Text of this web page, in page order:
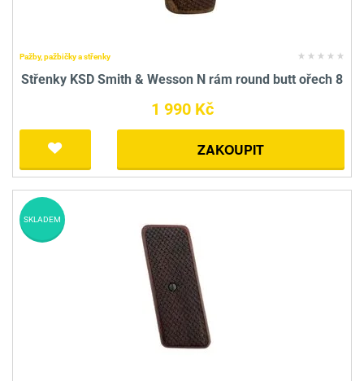
Pažby, pažbičky a střenky
Střenky KSD Smith & Wesson N rám round butt ořech 8
1 990 Kč
ZAKOUPIT
SKLADEM